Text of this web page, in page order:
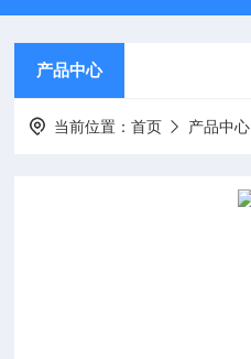
产品中心
当前位置：首页 产品中心